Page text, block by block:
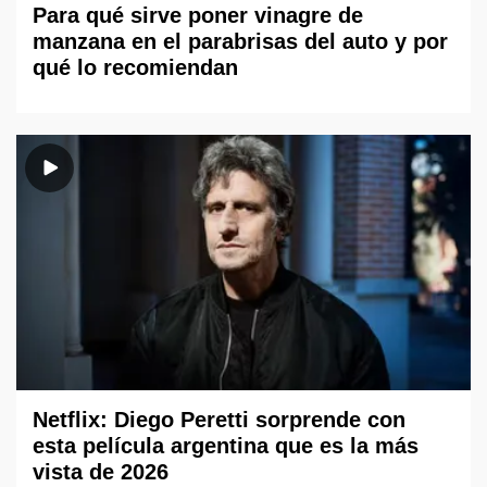
Para qué sirve poner vinagre de
manzana en el parabrisas del auto y por
qué lo recomiendan
Netflix: Diego Peretti sorprende con
esta película argentina que es la más
vista de 2026